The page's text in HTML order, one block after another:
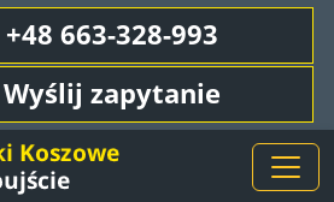
+48 663-328-993
Wyślij zapytanie